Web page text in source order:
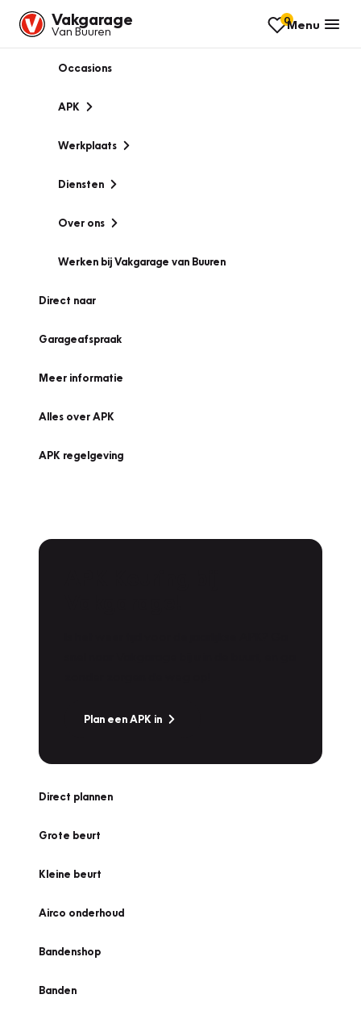
Vakgarage
Van Buuren
0Menu
Occasions
APK
Werkplaats
Diensten
Over ons
Werken bij Vakgarage van Buuren
Direct naar
Garageafspraak
Meer informatie
Alles over APK
APK regelgeving
Plan een APK in
Direct plannen
Grote beurt
Kleine beurt
Airco onderhoud
Bandenshop
Banden